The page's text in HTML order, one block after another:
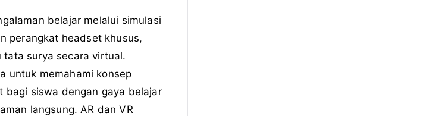
belajar melalui simulasi
perangkat headset khusus,
surya secara virtual.
untuk memahami konsep
bagi siswa dengan gaya belajar
langsung. AR dan VR